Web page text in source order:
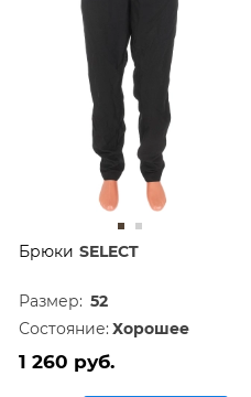
Брюки SELECT
Размер: 52
Состояние: Хорошее
1 260 руб.